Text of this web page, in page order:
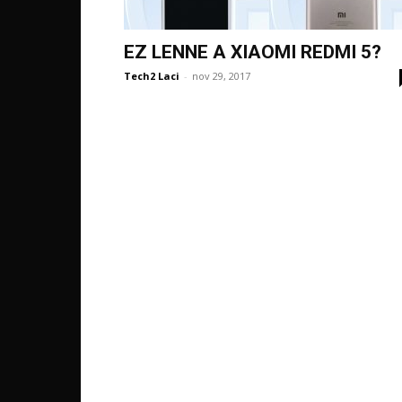
EZ LENNE A XIAOMI REDMI 5?
Tech2 Laci - nov 29, 2017